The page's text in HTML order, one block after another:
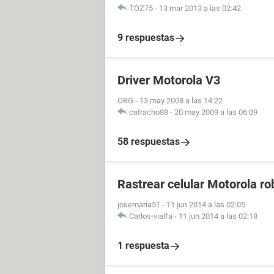
TOZ75 - 13 mar 2013 a las 02:42
9 respuestas
Driver Motorola V3
ORG - 13 may 2008 a las 14:22
catracho88 - 20 may 2009 a las 06:09
58 respuestas
Rastrear celular Motorola
josemaria51 - 11 jun 2014 a las 02:05
Carlos-vialfa - 11 jun 2014 a las 02:18
1 respuesta